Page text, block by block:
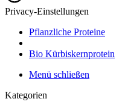
Privacy-Einstellungen
Pflanzliche Proteine
Bio Kürbiskernprotein
Menü schließen
Kategorien